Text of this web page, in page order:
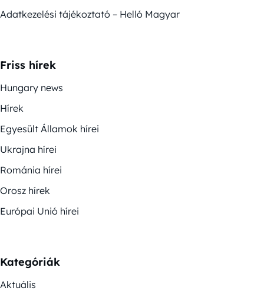
Adatkezelési tájékoztató – Helló Magyar
Friss hírek
Hungary news
Hírek
Egyesült Államok hírei
Ukrajna hírei
Románia hírei
Orosz hírek
Európai Unió hírei
Kategóriák
Aktuális